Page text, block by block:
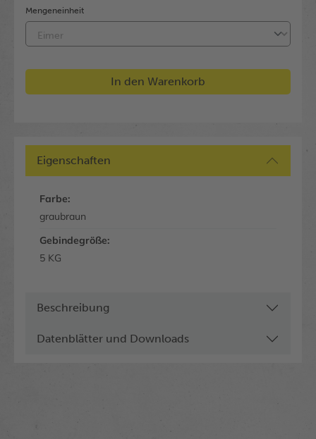
Mengeneinheit
In den Warenkorb
Eigenschaften
Farbe:
graubraun
Gebindegröße:
5 KG
Beschreibung
Datenblätter und Downloads